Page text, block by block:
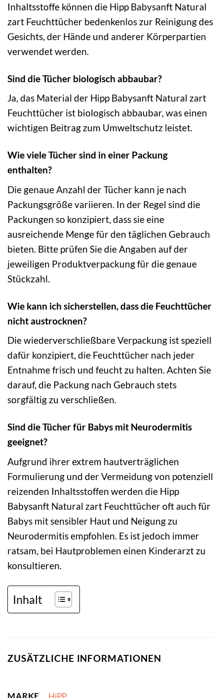
Inhaltsstoffe können die Hipp Babysanft Natural
zart Feuchttücher bedenkenlos zur Reinigung des
Gesichts, der Hände und anderer Körperpartien
verwendet werden.
Sind die Tücher biologisch abbaubar?
Ja, das Material der Hipp Babysanft Natural zart
Feuchttücher ist biologisch abbaubar, was einen
wichtigen Beitrag zum Umweltschutz leistet.
Wie viele Tücher sind in einer Packung
enthalten?
Die genaue Anzahl der Tücher kann je nach
Packungsgröße variieren. In der Regel sind die
Packungen so konzipiert, dass sie eine
ausreichende Menge für den täglichen Gebrauch
bieten. Bitte prüfen Sie die Angaben auf der
jeweiligen Produktverpackung für die genaue
Stückzahl.
Wie kann ich sicherstellen, dass die Feuchttücher
nicht austrocknen?
Die wiederverschließbare Verpackung ist speziell
dafür konzipiert, die Feuchttücher nach jeder
Entnahme frisch und feucht zu halten. Achten Sie
darauf, die Packung nach Gebrauch stets
sorgfältig zu verschließen.
Sind die Tücher für Babys mit Neurodermitis
geeignet?
Aufgrund ihrer extrem hautverträglichen
Formulierung und der Vermeidung von potenziell
reizenden Inhaltsstoffen werden die Hipp
Babysanft Natural zart Feuchttücher oft auch für
Babys mit sensibler Haut und Neigung zu
Neurodermitis empfohlen. Es ist jedoch immer
ratsam, bei Hautproblemen einen Kinderarzt zu
konsultieren.
Inhalt
ZUSÄTZLICHE INFORMATIONEN